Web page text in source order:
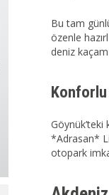
Bu tam
özenle
deniz
*Adrasan*
otopark